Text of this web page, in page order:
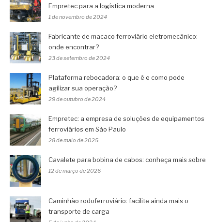
Empretec para a logística moderna
1 de novembro de 2024
Fabricante de macaco ferroviário eletromecânico:
onde encontrar?
23 de setembro de 2024
Plataforma rebocadora: o que é e como pode
agilizar sua operação?
29 de outubro de 2024
Empretec: a empresa de soluções de equipamentos
ferroviários em São Paulo
28 de maio de 2025
Cavalete para bobina de cabos: conheça mais sobre
12 de março de 2026
Caminhão rodoferroviário: facilite ainda mais o
transporte de carga